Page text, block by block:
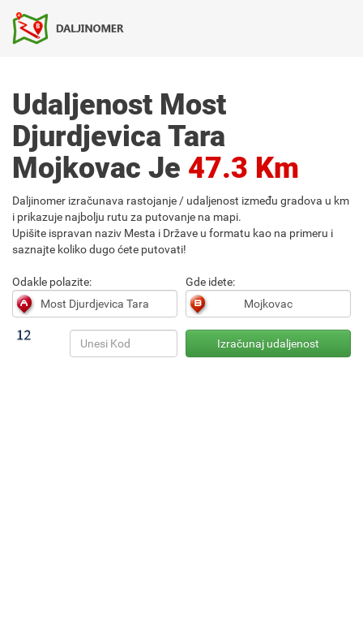
Udaljenost Most
Djurdjevica Tara
Mojkovac Je 47.3 Km
Daljinomer izračunava rastojanje / udaljenost između gradova u km
i prikazuje najbolju rutu za putovanje na mapi.
Upišite ispravan naziv Mesta i Države u formatu kao na primeru i
saznajte koliko dugo ćete putovati!
Odakle polazite: Gde idete: